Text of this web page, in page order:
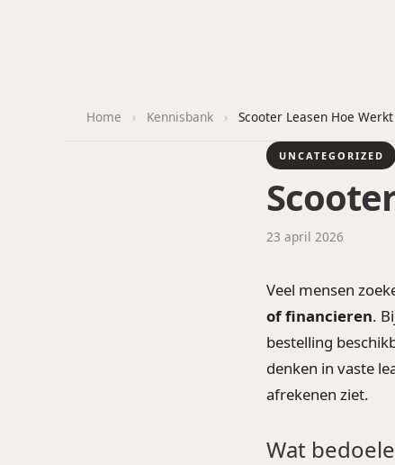
Home › Kennisbank › Scooter Leasen Hoe
UNCATEGORIZED
23 april 2026
Veel mensen
of financieren.
bestelling
denken in vaste
afrekenen ziet.
Wat